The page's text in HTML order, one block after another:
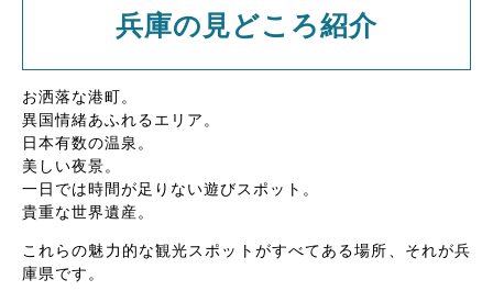
兵庫の見どころ紹介
お洒落な港町。
異国情緒あふれるエリア。
日本有数の温泉。
美しい夜景。
一日では時間が足りない遊びスポット。
貴重な世界遺産。
これらの魅力的な観光スポットがすべてある場所、それが兵
庫県です。